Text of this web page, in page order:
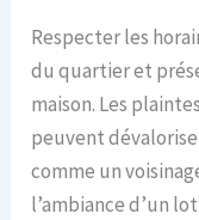
Respecter les
du quartier et
maison. Les
peuvent
comme un
l’ambiance d’un